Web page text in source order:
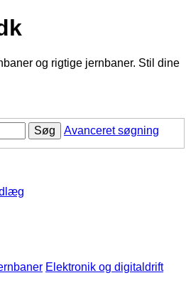
og rigtige jernbaner. Stil dine
Søg Avanceret søgning
Elektronik og digitaldrift